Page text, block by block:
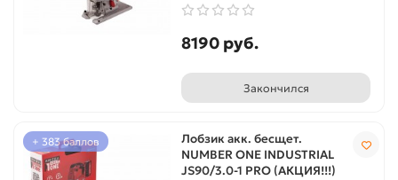
8190 руб.
Закончился
+ 383 баллов
Лобзик акк. бесщет.
NUMBER ONE INDUSTRIAL
JS90/3.0-1 PRO (АКЦИЯ!!!)